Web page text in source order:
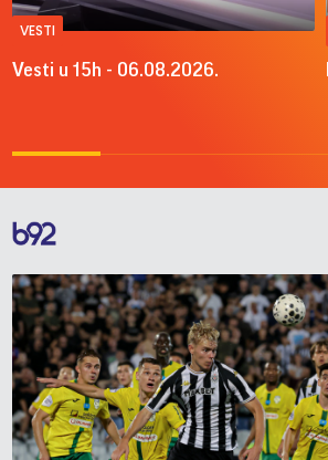
VESTI
Vesti u 15h - 06.08.2026.